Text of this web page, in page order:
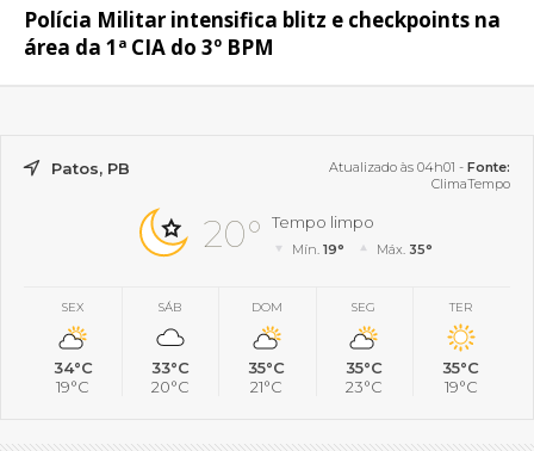
Polícia Militar intensifica blitz e checkpoints na
área da 1ª CIA do 3º BPM
Patos, PB Atualizado às 04h01 - Fonte:
ClimaTempo
20° Tempo limpo
Mín.19° Máx. 35°
SEX
34°C
19°C
SÁB
33°C
20°C
DOM
35°C
21°C
SEG
35°C
23°C
TER
35°C
19°C